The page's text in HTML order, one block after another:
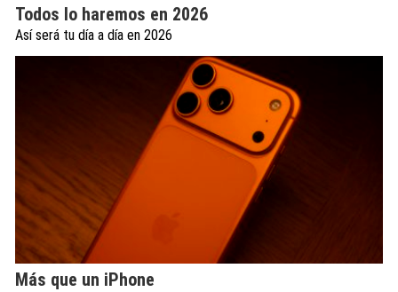
Todos lo haremos en 2026
Así será tu día a día en 2026
Más que un iPhone